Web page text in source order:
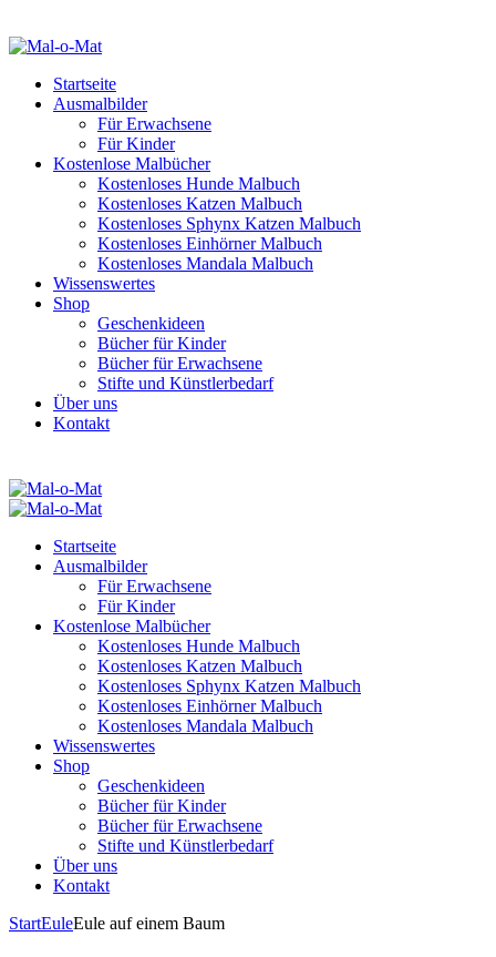
Startseite
Ausmalbilder
Für Erwachsene
Für Kinder
Kostenlose Malbücher
Kostenloses Hunde Malbuch
Kostenloses Katzen Malbuch
Kostenloses Sphynx Katzen Malbuch
Kostenloses Einhörner Malbuch
Kostenloses Mandala Malbuch
Wissenswertes
Shop
Geschenkideen
Bücher für Kinder
Bücher für Erwachsene
Stifte und Künstlerbedarf
Über uns
Kontakt
Startseite
Ausmalbilder
Für Erwachsene
Für Kinder
Kostenlose Malbücher
Kostenloses Hunde Malbuch
Kostenloses Katzen Malbuch
Kostenloses Sphynx Katzen Malbuch
Kostenloses Einhörner Malbuch
Kostenloses Mandala Malbuch
Wissenswertes
Shop
Geschenkideen
Bücher für Kinder
Bücher für Erwachsene
Stifte und Künstlerbedarf
Über uns
Kontakt
StartEuleEule auf einem Baum